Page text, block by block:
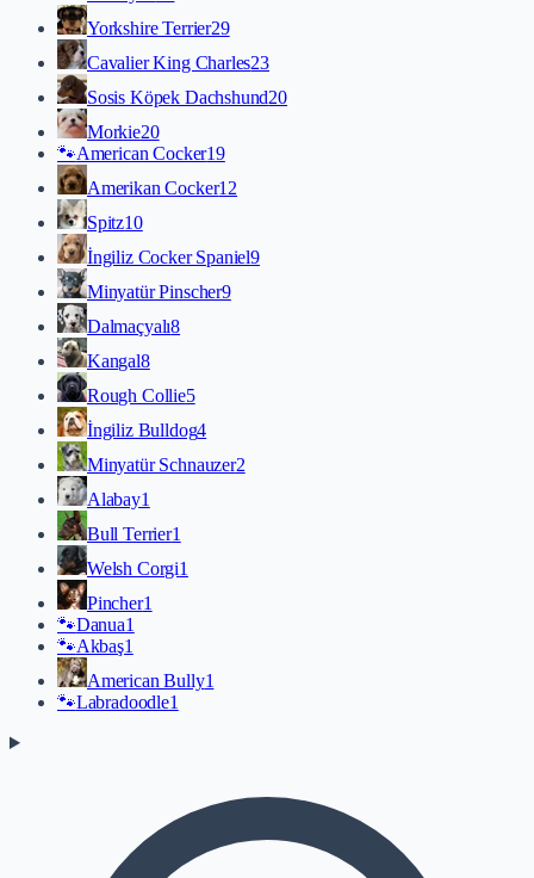
Yorkshire Terrier29
Cavalier King Charles23
Sosis Köpek Dachshund20
Morkie20
🐾American Cocker19
Amerikan Cocker12
Spitz10
İngiliz Cocker Spaniel9
Minyatür Pinscher9
Dalmaçyalı8
Kangal8
Rough Collie5
İngiliz Bulldog4
Minyatür Schnauzer2
Alabay1
Bull Terrier1
Welsh Corgi1
Pincher1
🐾Danua1
🐾Akbaş1
American Bully1
🐾Labradoodle1